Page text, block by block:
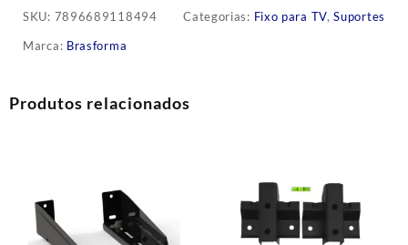
SKU: 7896689118494 Categorias: Fixo para TV,Suportes
Marca: Brasforma
Produtos relacionados